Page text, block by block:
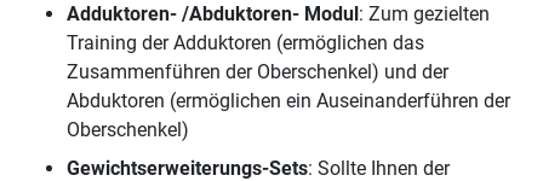
Adduktoren- /Abduktoren- Modul: Zum gezielten
Training der Adduktoren (ermöglichen das
Zusammenführen der Oberschenkel) und der
Abduktoren (ermöglichen ein Auseinanderführen der
Oberschenkel)
Gewichtserweiterungs-Sets: Sollte Ihnen der